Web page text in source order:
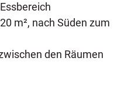
m², nach Süden zum
den Räumen